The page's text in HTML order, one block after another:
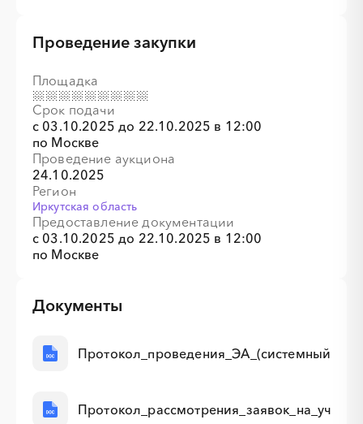
Проведение закупки
Площадка
Срок подачи
с 03.10.2025 до 22.10.2025 в 12:00
по Москве
Проведение аукциона
24.10.2025
Регион
Иркутская область
Предоставление документации
с 03.10.2025 до 22.10.2025 в 12:00
по Москве
Документы
░ ░░░░░ ░░░░░